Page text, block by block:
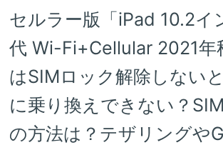
セルラー版「iPad 10.2イ
代 Wi-Fi+Cellular 2021年
はSIMロック解除しない
に乗り換えできない？
の方法は？テザリングや